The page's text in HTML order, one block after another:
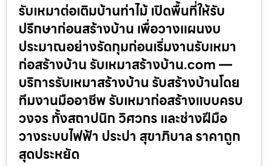
รับเหมาต่อเติมบ้านท่าไม้ เปิดพื้นที่ให้รับ
ปรึกษาก่อนสร้างบ้าน เพื่อวางแผนงบ
ประมาณอย่างรัดกุมก่อนเริ่มงานรับเหมา
ก่อสร้างบ้าน รับเหมาสร้างบ้าน.com —
บริการรับเหมาสร้างบ้าน รับสร้างบ้านโดย
ทีมงานมืออาชีพ รับเหมาก่อสร้างแบบครบ
วงจร ทั้งสถาปนิก วิศวกร และช่างฝีมือ
วางระบบไฟฟ้า ประปา สุขาภิบาล ราคาถูก
สุดประหยัด